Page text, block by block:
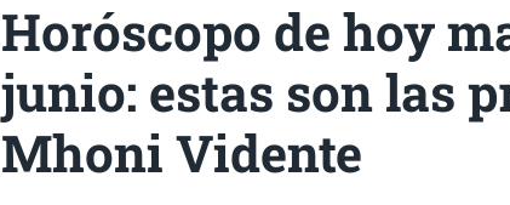
Horóscopo de hoy
junio: estas son las
Mhoni Vidente